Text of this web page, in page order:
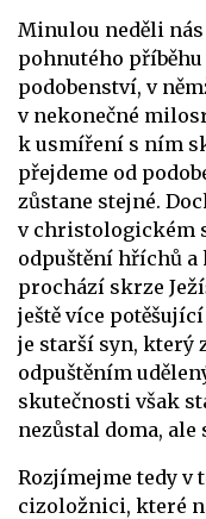
Minulou neděli
pohnutého
podobenství, v
v nekonečné
k usmíření s ním
přejdeme od
zůstane stejné.
v christologickém
odpuštění hříchů a
prochází skrze
ještě více
je starší syn, který
odpuštěním
skutečnosti však
nezůstal doma,
Rozjímejme tedy v
cizoložnici, které